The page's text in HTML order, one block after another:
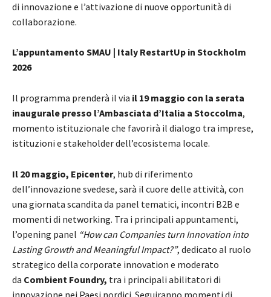
di innovazione e l’attivazione di nuove opportunità di
collaborazione.
L’appuntamento SMAU | Italy RestartUp in Stockholm
2026
Il programma prenderà il via il 19 maggio con la serata
inaugurale presso l’Ambasciata d’Italia a Stoccolma,
momento istituzionale che favorirà il dialogo tra imprese,
istituzioni e stakeholder dell’ecosistema locale.
Il 20 maggio, Epicenter, hub di riferimento
dell’innovazione svedese, sarà il cuore delle attività, con
una giornata scandita da panel tematici, incontri B2B e
momenti di networking. Tra i principali appuntamenti,
l’opening panel “How can Companies turn Innovation into
Lasting Growth and Meaningful Impact?”, dedicato al ruolo
strategico della corporate innovation e moderato
da Combient Foundry, tra i principali abilitatori di